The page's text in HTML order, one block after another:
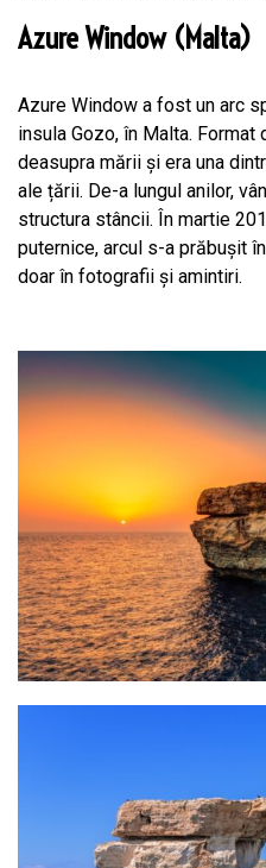
Azure Window (Malta)
Azure Window a fost un arc
insula Gozo, în Malta.
deasupra mării și era una
ale țării. De-a lungul anilor,
structura stâncii. În martie
puternice, arcul s-a prăbușit
doar în fotografii și amintiri.